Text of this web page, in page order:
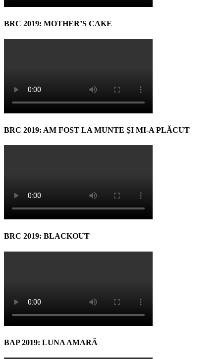
BRC 2019: MOTHER’S CAKE
BRC 2019: AM FOST LA MUNTE ŞI MI-A PLĂCUT
BRC 2019: BLACKOUT
BAP 2019: LUNA AMARĂ